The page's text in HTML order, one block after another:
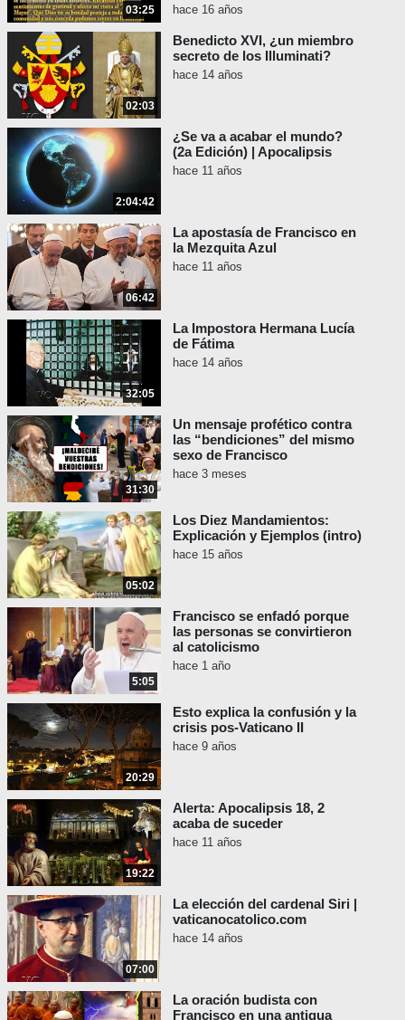
03:25 hace 16 años
02:03
Benedicto XVI, ¿un miembro
secreto de los Illuminati?
hace 14 años
2:04:42
¿Se va a acabar el mundo?
(2a Edición) | Apocalipsis
hace 11 años
06:42
La apostasía de Francisco en
la Mezquita Azul
hace 11 años
32:05
La Impostora Hermana Lucía
de Fátima
hace 14 años
31:30
Un mensaje profético contra
las “bendiciones” del mismo
sexo de Francisco
hace 3 meses
05:02
Los Diez Mandamientos:
Explicación y Ejemplos (intro)
hace 15 años
5:05
Francisco se enfadó porque
las personas se convirtieron
al catolicismo
hace 1 año
20:29
Esto explica la confusión y la
crisis pos-Vaticano II
hace 9 años
19:22
Alerta: Apocalipsis 18, 2
acaba de suceder
hace 11 años
07:00
La elección del cardenal Siri |
vaticanocatolico.com
hace 14 años
La oración budista con
Francisco en una antigua